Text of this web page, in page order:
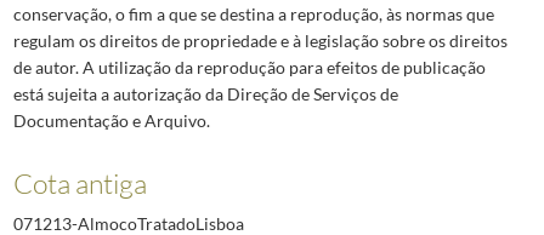
conservação, o fim a que se destina a reprodução, às normas que
regulam os direitos de propriedade e à legislação sobre os direitos
de autor. A utilização da reprodução para efeitos de publicação
está sujeita a autorização da Direção de Serviços de
Documentação e Arquivo.
Cota antiga
071213-AlmocoTratadoLisboa